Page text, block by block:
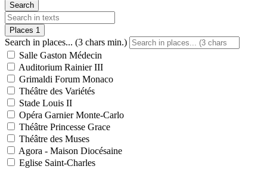
Search
Places 1
Search in places... (3 chars min.)
Salle Gaston Médecin
Auditorium Rainier III
Grimaldi Forum Monaco
Théâtre des Variétés
Stade Louis II
Opéra Garnier Monte-Carlo
Théâtre Princesse Grace
Théâtre des Muses
Agora - Maison Diocésaine
Eglise Saint-Charles